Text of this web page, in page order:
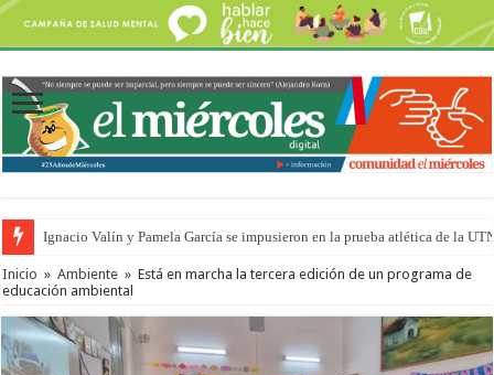
Ignacio Valín y Pamela García se impusieron en la prueba atlética de la
Inicio » Ambiente » Está en marcha la tercera edición de un programa de
educación ambiental